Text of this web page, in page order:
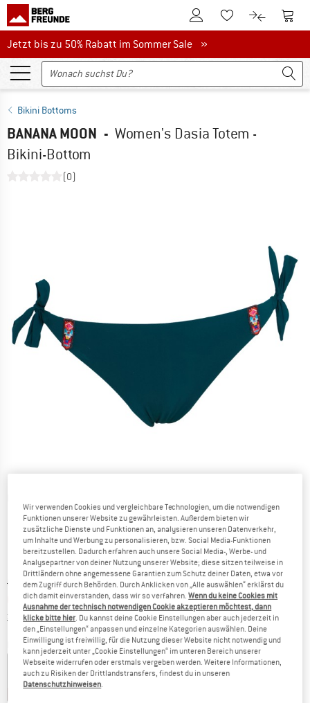
Zum KundenkontoZum Merkzettel.
Zum Zum
Jetzt bis zu 50% Rabatt im Sommer Sale
Jetzt bis zu 50% Rabatt im Sommer Sale »
Bikini Bottoms
BANANA MOON - Women's Dasia Totem -
Bikini-Bottom
(0)
Ursprünglicher Preis :
CHF44.95
Preis:
CHF24.72 inkl. MwSt., zollfreie Lieferung
zzgl. VersandkostenInformationen zu den Versandkosten. Öffnet sich in
Farbe:Bouteille
Wir verwenden Cookies und vergleichbare Technologien, um die notwendigen
Funktionen unserer Website zu gewährleisten. Außerdem bieten wir
zusätzliche Dienste und Funktionen an, analysieren unseren Datenverkehr,
um Inhalte und Werbung zu personalisieren, bzw. Social Media-Funktionen
bereitzustellen. Dadurch erfahren auch unsere Social Media-, Werbe- und
Analysepartner von deiner Nutzung unserer Website; diese sitzen teilweise in
Drittländern ohne angemessene Garantien zum Schutz deiner Daten, etwa vor
dem Zugriff durch Behörden. Durch Anklicken von „Alle auswählen“ erklärst du
dich damit einverstanden, dass wir so verfahren.Wenn du keine Cookies mit
Ausnahme der technisch notwendigen Cookie akzeptieren möchtest, dann
klicke bitte hier . Du kannst deine Cookie Einstellungen aber auch jederzeit in
den „Einstellungen“ anpassen und einzelne Kategorien auswählen. Deine
Einwilligung ist freiwillig, für die Nutzung dieser Website nicht notwendig und
kann jederzeit unter „Cookie Einstellungen“ im unteren Bereich unserer
Webseite widerrufen oder erstmals vergeben werden. Weitere Informationen,
auch zu Risiken der Drittlandstransfers, findest du in unseren
Datenschutzhinweisen